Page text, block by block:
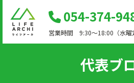
054-374-
営業時間 9:30～18:00（水曜
代表ブ